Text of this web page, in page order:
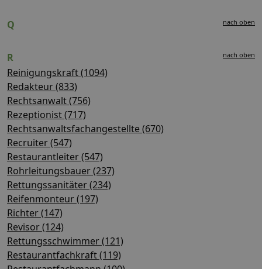
Q nach oben
R nach oben
Reinigungskraft (1094)
Redakteur (833)
Rechtsanwalt (756)
Rezeptionist (717)
Rechtsanwaltsfachangestellte (670)
Recruiter (547)
Restaurantleiter (547)
Rohrleitungsbauer (237)
Rettungssanitäter (234)
Reifenmonteur (197)
Richter (147)
Revisor (124)
Rettungsschwimmer (121)
Restaurantfachkraft (119)